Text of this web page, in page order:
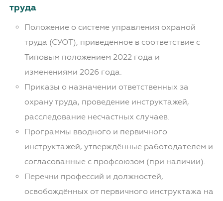
труда
Положение о системе управления охраной
труда (СУОТ), приведённое в соответствие с
Типовым положением 2022 года и
изменениями 2026 года.
Приказы о назначении ответственных за
охрану труда, проведение инструктажей,
расследование несчастных случаев.
Программы вводного и первичного
инструктажей, утверждённые работодателем и
согласованные с профсоюзом (при наличии).
Перечни профессий и должностей,
освобождённых от первичного инструктажа на